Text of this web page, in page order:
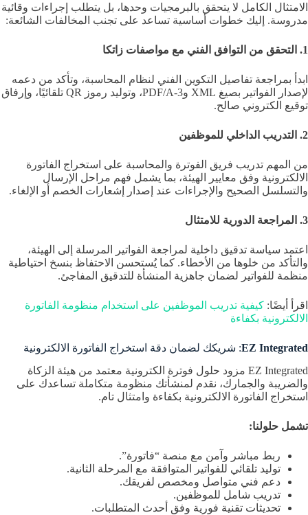
الامتثال الكامل لا يتحقق بالبرمجيات وحدها، بل يتطلب إجراءات وقائية
مدروسة. إليك خطوات أساسية تساعد على تجنب المخالفات الشائعة:
1. التحقق من التوافق الفني مع مواصفات زاتكا
ابدأ بمراجعة تفاصيل التكوين الفني لنظام المحاسبة، وتأكد من دعمه
لإصدار الفواتير بصيغ XML وPDF/A-3، وتوليد رموز QR تلقائيًا، وإرفاق
توقيع الكتروني صالح.
2. التدريب الداخلي للموظفين
من المهم تدريب فريق الفوترة والمحاسبة على استخراج الفاتورة
الالكترونية وفق معايير الهيئة، بما يشمل فهم مراحل الإرسال
والتسلسل الصحيح والإجراءات عند إصدار إشعارات الخصم أو الإلغاء.
3. المراجعة الدورية للامتثال
اعتمد سياسة تدقيق داخلية لمراجعة الفواتير المرسلة إلى الهيئة،
والتأكد من خلوها من الأخطاء. كما يُستحسن الاحتفاظ بنسخ احتياطية
منظمة للفواتير لضمان جاهزية المنشأة للتدقيق المفاجئ.
اقرأ أيضًا: كيفية تدريب الموظفين على استخدام منظومة الفاتورة
الالكترونية بكفاءة
EZ Integrated: شريكك لضمان دقة استخراج الفاتورة الالكترونية
EZ Integrated مزود حلول فوترة الكترونية معتمد من هيئة الزكاة
والضريبة والجمارك، نقدم لمنشأتك منظومة متكاملة تساعدك على
استخراج الفاتورة الالكترونية بكفاءة وامتثال تام.
تشمل حلولنا:
ربط مباشر وآمن مع منصة “فاتورة”.
توليد تلقائي للفواتير المتوافقة مع المرحلة الثانية.
دعم فني متواصل ومخصص لفريقك.
تدريب شامل للموظفين.
تحديثات تقنية فورية وفق أحدث المتطلبات.